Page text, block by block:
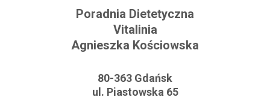
Poradnia Dietetyczna
Vitalinia
Agnieszka Kościowska
80-363 Gdańsk
ul. Piastowska 65